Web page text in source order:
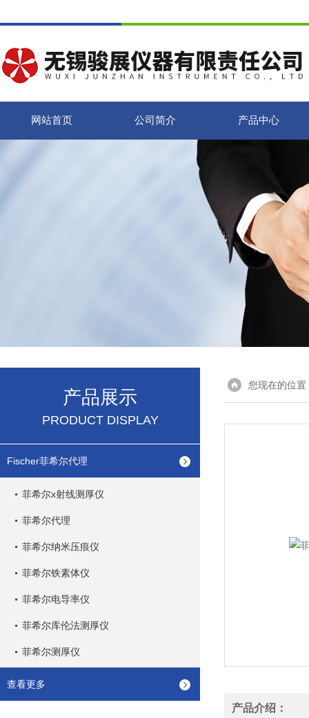
网站首页 公司简介 产品中心
产品展示
PRODUCT DISPLAY
Fischer菲希尔代理
菲希尔x射线测厚仪
菲希尔代理
菲希尔纳米压痕仪
菲希尔铁素体仪
菲希尔电导率仪
菲希尔库伦法测厚仪
菲希尔测厚仪
查看更多
您现在的位置
产品介绍：